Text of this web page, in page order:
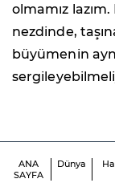
olmamız
nezdinde,
büyümenin
ANA
SAYFA
Dünya